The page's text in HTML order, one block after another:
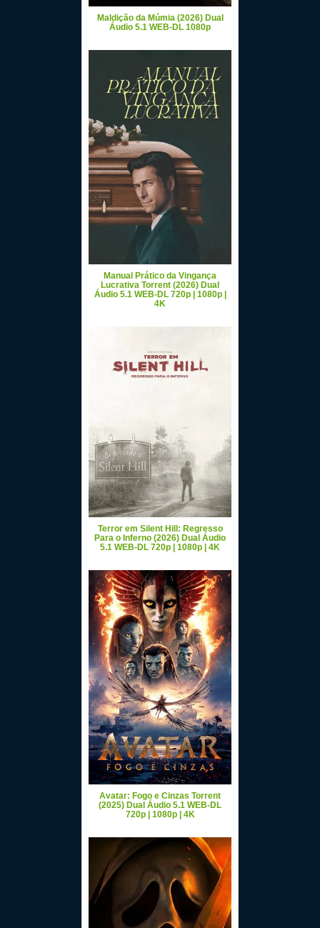
Maldição da Múmia (2026) Dual
Áudio 5.1 WEB-DL 1080p
Manual Prático da Vingança
Lucrativa Torrent (2026) Dual
Áudio 5.1 WEB-DL 720p | 1080p |
4K
Terror em Silent Hill: Regresso
Para o Inferno (2026) Dual Áudio
5.1 WEB-DL 720p | 1080p | 4K
Avatar: Fogo e Cinzas Torrent
(2025) Dual Áudio 5.1 WEB-DL
720p | 1080p | 4K